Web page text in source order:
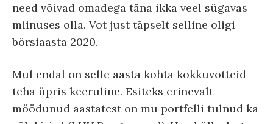
need võivad omadega täna ikka veel sügavas
miinuses olla. Vot just täpselt selline oligi
börsiaasta 2020.
Mul endal on selle aasta kohta kokkuvõtteid
teha üpris keeruline. Esiteks erinevalt
möödunud aastatest on mu portfelli tulnud ka